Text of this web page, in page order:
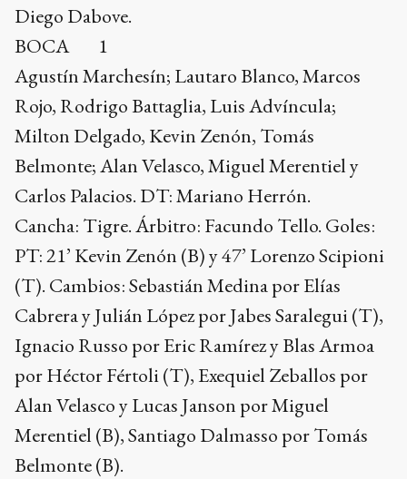
Diego Dabove.
BOCA 1
Agustín Marchesín; Lautaro Blanco, Marcos
Rojo, Rodrigo Battaglia, Luis Advíncula;
Milton Delgado, Kevin Zenón, Tomás
Belmonte; Alan Velasco, Miguel Merentiel y
Carlos Palacios. DT: Mariano Herrón.
Cancha: Tigre. Árbitro: Facundo Tello. Goles:
PT: 21’ Kevin Zenón (B) y 47’ Lorenzo Scipioni
(T). Cambios: Sebastián Medina por Elías
Cabrera y Julián López por Jabes Saralegui (T),
Ignacio Russo por Eric Ramírez y Blas Armoa
por Héctor Fértoli (T), Exequiel Zeballos por
Alan Velasco y Lucas Janson por Miguel
Merentiel (B), Santiago Dalmasso por Tomás
Belmonte (B).